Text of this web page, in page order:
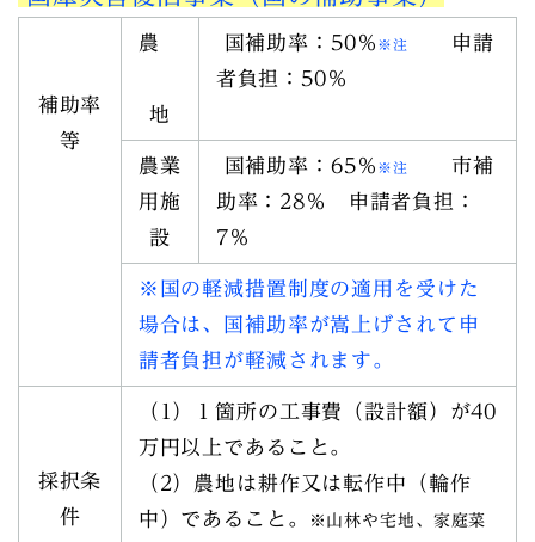
補助率
等
農
地
国補助率：50％ ※注
申請
者負担：50％
農業
用施
設
国補助率：65％ ※注
市補
助率：28％ 申請者負担：
7％
※国の軽減措置制度の適用を受けた
場合は、国補助率が嵩上げされて申
請者負担が軽減されます。
採択条
件
（1）１箇所の工事費（設計額）が40
万円以上であること。
（2）農地は耕作又は転作中（輪作
中）であること。
※山林や宅地、家庭菜